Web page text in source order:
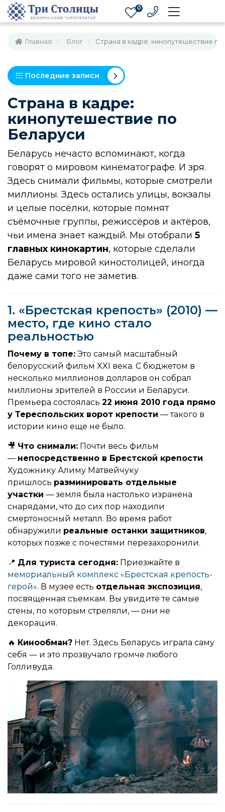
0
Главная Блог Страна в кадре: кинопутешествие
Последние записи
Страна в кадре:
кинопутешествие по
Беларуси
Беларусь нечасто вспоминают, когда
говорят о мировом кинематографе. И зря.
Здесь снимали фильмы, которые смотрели
миллионы. Здесь остались улицы, вокзалы
и целые посёлки, которые помнят
съёмочные группы, режиссёров и актёров,
чьи имена знает каждый. Мы отобрали 5
главных кинокартин, которые сделали
Беларусь мировой киностолицей, иногда
даже сами того не заметив.
1. «Брестская крепость» (2010) —
место, где кино стало
реальностью
Почему в топе: Это самый масштабный
белорусский фильм XXI века. С бюджетом в
несколько миллионов долларов он собрал
миллионы зрителей в России и Беларуси.
Премьера состоялась 22 июня 2010 года прямо
у Тереспольских ворот крепости — такого в
истории кино еще не было.
🎥 Что снимали: Почти весь фильм
— непосредственно в Брестской крепости.
Художнику Алиму Матвейчуку
пришлось разминировать отдельные
участки — земля была настолько изранена
снарядами, что до сих пор находили
смертоносный металл. Во время работ
обнаружили реальные останки защитников,
которых позже с почестями перезахоронили.
📍 Для туриста сегодня: Приезжайте в
мемориальный комплекс «Брестская крепость-
герой». В музее есть отдельная экспозиция,
посвященная съемкам. Вы увидите те самые
стены, по которым стреляли, — они не
декорация.
🔥 Кинообман? Нет. Здесь Беларусь играла саму
себя — и это прозвучало громче любого
Голливуда.